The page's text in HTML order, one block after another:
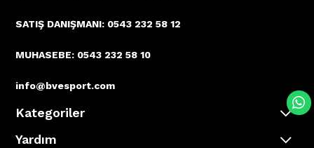
SATIŞ DANIŞMANI: 0543 232 58 12
MUHASEBE: 0543 232 58 10
info@bvesport.com
Kategoriler
Yardım